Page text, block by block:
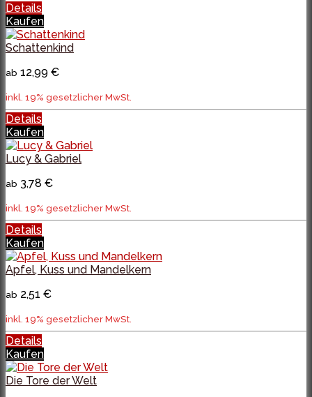
Details
Kaufen
Schattenkind
ab 12,99 €
inkl. 19% gesetzlicher MwSt.
Details
Kaufen
Lucy & Gabriel
ab 3,78 €
inkl. 19% gesetzlicher MwSt.
Details
Kaufen
Apfel, Kuss und Mandelkern
ab 2,51 €
inkl. 19% gesetzlicher MwSt.
Details
Kaufen
Die Tore der Welt